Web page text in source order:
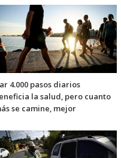
4.000 pasos diarios
la salud, pero cuanto
se camine, mejor